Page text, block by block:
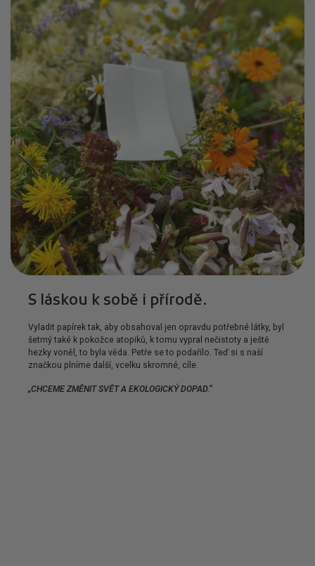
S láskou k sobě i přírodě.
Vyladit papírek tak, aby obsahoval jen opravdu potřebné látky, byl
šetrný také k pokožce atopiků, k tomu vypral nečistoty a ještě
hezky voněl, to byla věda. Petře se to podařilo. Teď si s naší
značkou plníme další, vcelku skromné, cíle.
„CHCEME ZMĚNIT SVĚT A EKOLOGICKÝ DOPAD.”